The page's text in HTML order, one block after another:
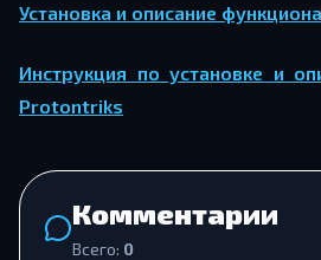
Установка и описание
Инструкция по установке и
Protontriks
Комментарии
Всего: 0